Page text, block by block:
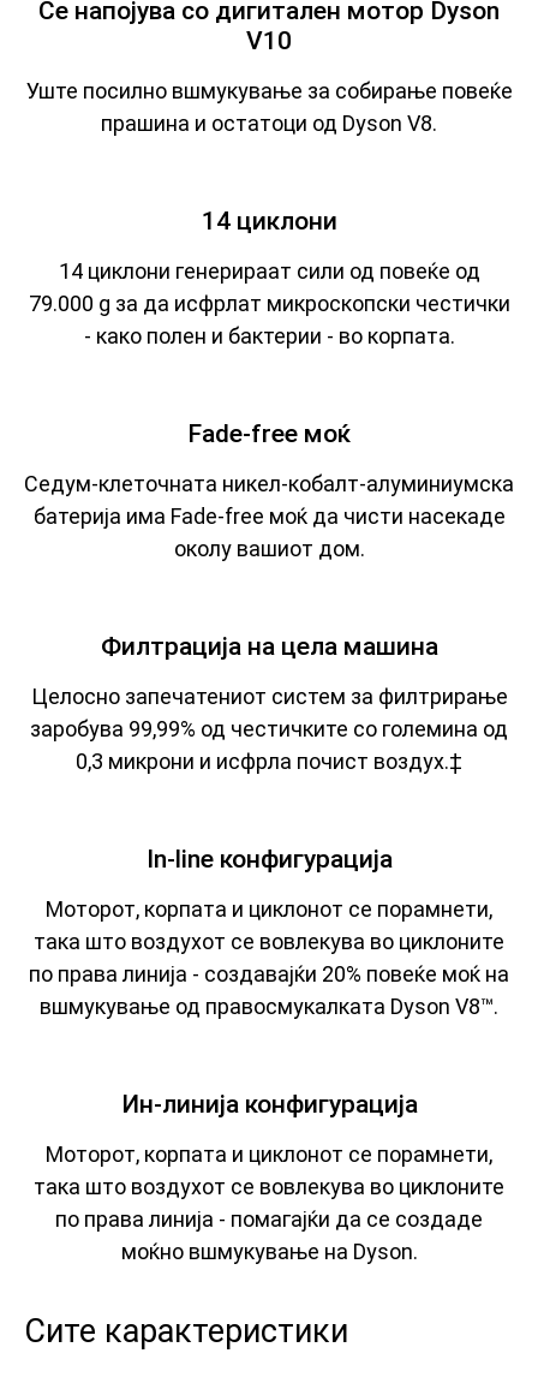
Се напојува со дигитален мотор Dyson
V10
Уште посилно вшмукување за собирање повеќе
прашина и остатоци од Dyson V8.
14 циклони
14 циклони генерираат сили од повеќе од
79.000 g за да исфрлат микроскопски честички
- како полен и бактерии - во корпата.
Fade-free моќ
Седум-клеточната никел-кобалт-алуминиумска
батерија има Fade-free моќ да чисти насекаде
околу вашиот дом.
Филтрација на цела машина
Целосно запечатениот систем за филтрирање
заробува 99,99% од честичките со големина од
0,3 микрони и исфрла почист воздух.‡
In-line конфигурација
Моторот, корпата и циклонот се порамнети,
така што воздухот се вовлекува во циклоните
по права линија - создавајќи 20% повеќе моќ на
вшмукување од правосмукалката Dyson V8™.
Ин-линија конфигурација
Моторот, корпата и циклонот се порамнети,
така што воздухот се вовлекува во циклоните
по права линија - помагајќи да се создаде
моќно вшмукување на Dyson.
Сите карактеристики